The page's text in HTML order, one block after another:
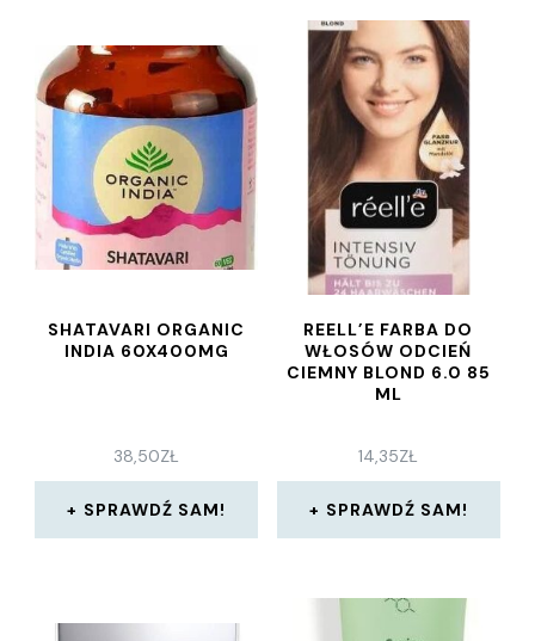
SHATAVARI ORGANIC
INDIA 60X400MG
38,50ZŁ
SPRAWDŹ SAM!
REELL’E FARBA DO
WŁOSÓW ODCIEŃ
CIEMNY BLOND 6.0 85
ML
14,35ZŁ
SPRAWDŹ SAM!